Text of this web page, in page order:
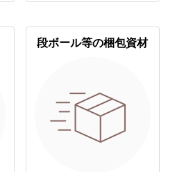
段ボール等の梱包資材